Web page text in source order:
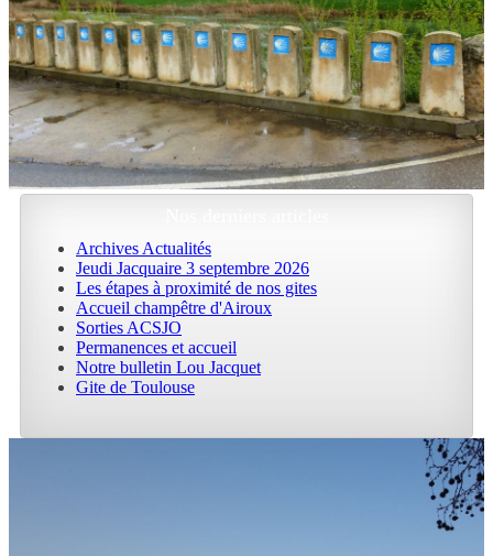
Archives Actualités
Jeudi Jacquaire 3 septembre 2026
Les étapes à proximité de nos gites
Accueil champêtre d'Airoux
Sorties ACSJO
Permanences et accueil
Notre bulletin Lou Jacquet
Gite de Toulouse